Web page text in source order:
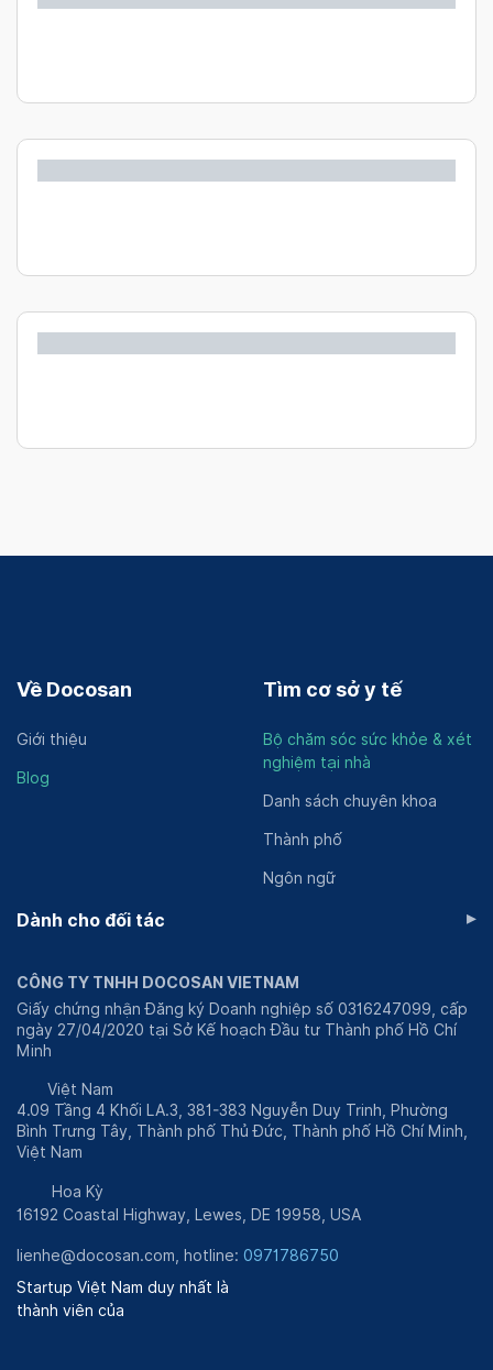
Về Docosan
Giới thiệu
Blog
Tìm cơ sở y tế
Bộ chăm sóc sức khỏe & xét
nghiệm tại nhà
Danh sách chuyên khoa
Thành phố
Ngôn ngữ
Dành cho đối tác ▸
CÔNG TY TNHH DOCOSAN VIETNAM
Giấy chứng nhận Đăng ký Doanh nghiệp số 0316247099, cấp
ngày 27/04/2020 tại Sở Kế hoạch Đầu tư Thành phố Hồ Chí
Minh
Việt Nam
4.09 Tầng 4 Khối LA.3, 381-383 Nguyễn Duy Trinh, Phường
Bình Trưng Tây, Thành phố Thủ Đức, Thành phố Hồ Chí Minh,
Việt Nam
Hoa Kỳ
16192 Coastal Highway, Lewes, DE 19958, USA
lienhe@docosan.com , hotline: 0971786750
Startup Việt Nam duy nhất là
thành viên của